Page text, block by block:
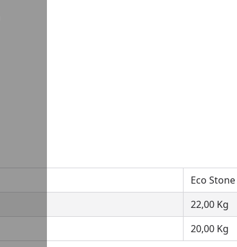
Eco Stone
22,00 Kg
20,00 Kg